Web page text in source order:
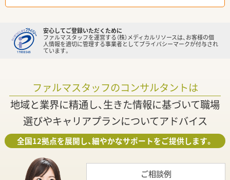
安心してご登録いただくために
ファルマスタッフを運営する（株）メディカルリソースは、お客様の個
人情報を適切に管理する事業者としてプライバシーマークが付与され
ています。
ファルマスタッフのコンサルタントは
地域と業界に精通し、生きた情報に基づいて職場
選びやキャリアプランについてアドバイス
全国12拠点を展開し、細やかなサポートをご提供します。
ご相談例